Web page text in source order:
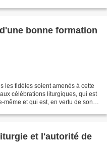
bonne formation
les fidèles soient amenés à cette
célébrations liturgiques, qui est
et qui est, en vertu de son
et l'autorité de